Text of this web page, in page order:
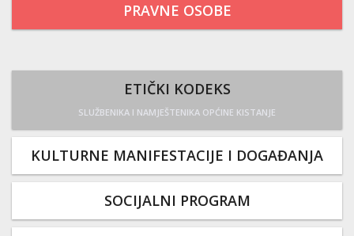
PRAVNE OSOBE
ETIČKI KODEKS
SLUŽBENIKA I NAMJEŠTENIKA OPĆINE KISTANJE
KULTURNE MANIFESTACIJE I DOGAĐANJA
SOCIJALNI PROGRAM